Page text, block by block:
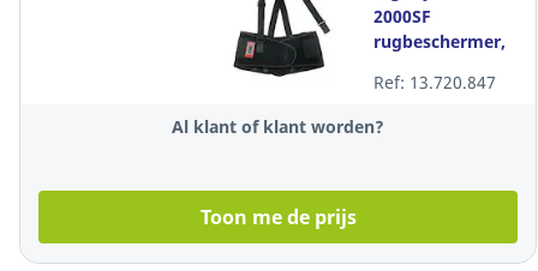
2000SF
rugbeschermer,
per stuk
Ref: 13.720.847
Al klant of klant worden?
Toon me de prijs